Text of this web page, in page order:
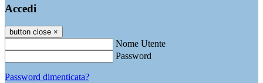
Accedi
button close ×
Nome Utente
Password
Password dimenticata?